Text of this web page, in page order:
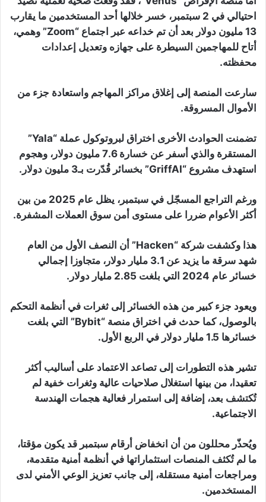
احتيالي في 2 سبتمبر، خسر خلالها أحد المستخدمين ما يقارب
13 مليون دولار بعد أن تم خداعه عبر اجتماع “Zoom” وهمي،
أتاح للمهاجمين السيطرة على جهازه وتعديل إعدادات
محفظته.
سارعت المنصة إلى إغلاق مراكز المهاجم واستعادة جزء من
الأموال المسروقة.
تضمنت الحوادث الأخرى اختراق لبروتوكول عملة “Yala”
المستقرة والذي أسفر عن خسارة 7.6 مليون دولار، وهجوم
استهدف مشروع “GriffAI” بخسائر قُدّرت بـ3 مليون دولار.
ورغم التراجع المسجّل في سبتمبر، يظل عام 2025 من بين
أكثر الأعوام ضررا على مستوى أمن سوق العملات المشفرة.
هذا وكشفت شركة “Hacken” أن النصف الأول من العام
شهد سرقة ما يزيد عن 3.1 مليار دولار، متجاوزا إجمالي
خسائر عام 2024 التي بلغت 2.85 مليار دولار.
ويعود جزء كبير من هذه الخسائر إلى ثغرات في أنظمة التحكم
بالوصول، كما حدث في اختراق منصة “Bybit” التي بلغت
خسائرها 1.5 مليار دولار في الربع الأول.
تشير هذه التطورات إلى تصاعد الاعتماد على أساليب أكثر
تعقيدا، من بينها استغلال صلاحيات عالية وثغرات خفية لم
تُكتشف بعد، إضافة إلى استمرار فعالية هجمات الهندسة
الاجتماعية.
ويُحذّر محللون من أن انخفاض أرقام سبتمبر قد يكون مؤقتا،
ما لم تُكثف المنصات استثماراتها في أنظمة أمنية متقدمة،
ومراجعات أمنية مستقلة، إلى جانب تعزيز الوعي الأمني لدى
المستخدمين.